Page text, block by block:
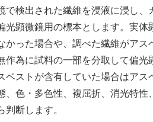
で検出された繊維を浸液に浸し、
光顕微鏡用の標本とします。実体
かった場合や、調べた繊維がアス
作為に試料の一部を分取して偏光
ベストが含有していた場合はアス
、色・多色性、複屈折、消光特性
断します。